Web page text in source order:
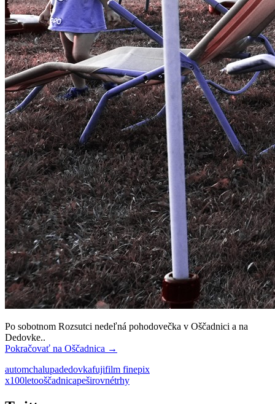
Po sobotnom Rozsutci nedeľná pohodovečka v Oščadnici a na
Dedovke..
Pokračovať na Oščadnica →
automchalupadedovkafujifilm finepix
x100letooščadnicapeširovnétrhy